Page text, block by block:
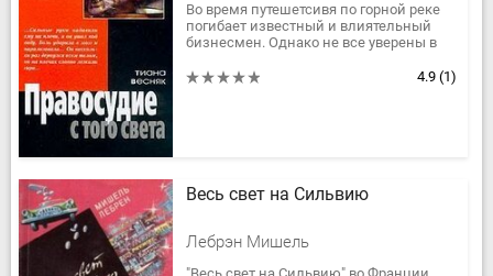
Во время путешетсивя по горной реке
погибает известный и влиятельный
бизнесмен. Однако не все уверены в
случайность. Молодой...
4.9 (1)
Весь свет на Сильвию
Лебрэн Мишель